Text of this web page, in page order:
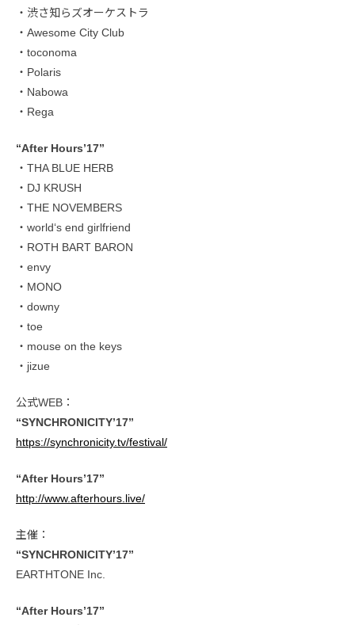
・渋さ知らズオーケストラ
・Awesome City Club
・toconoma
・Polaris
・Nabowa
・Rega
“After Hours’17”
・THA BLUE HERB
・DJ KRUSH
・THE NOVEMBERS
・world‘s end girlfriend
・ROTH BART BARON
・envy
・MONO
・downy
・toe
・mouse on the keys
・jizue
公式WEB：
“SYNCHRONICITY’17”
https://synchronicity.tv/festival/
“After Hours’17”
http://www.afterhours.live/
主催：
“SYNCHRONICITY’17”
EARTHTONE Inc.
“After Hours’17”